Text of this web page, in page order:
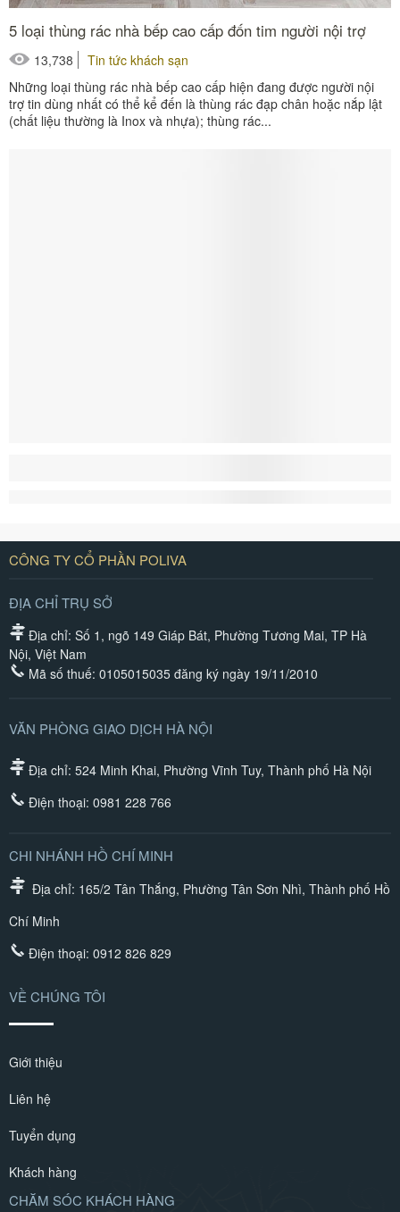
5 loại thùng rác nhà bếp cao cấp đốn tim người nội trợ
13,738
Tin tức khách sạn
Những loại thùng rác nhà bếp cao cấp hiện đang được người nội
trợ tin dùng nhất có thể kể đến là thùng rác đạp chân hoặc nắp lật
(chất liệu thường là Inox và nhựa); thùng rác...
CÔNG TY CỔ PHẦN POLIVA
ĐỊA CHỈ TRỤ SỞ
Địa chỉ: Số 1, ngõ 149 Giáp Bát, Phường Tương Mai, TP Hà
Nội, Việt Nam
Mã số thuế: 0105015035 đăng ký ngày 19/11/2010
VĂN PHÒNG GIAO DỊCH HÀ NỘI
Địa chỉ: 524 Minh Khai, Phường Vĩnh Tuy, Thành phố Hà Nội
Điện thoại: 0981 228 766
CHI NHÁNH HỒ CHÍ MINH
Địa chỉ: 165/2 Tân Thắng, Phường Tân Sơn Nhì, Thành phố Hồ
Chí Minh
Điện thoại: 0912 826 829
VỀ CHÚNG TÔI
Giới thiệu
Liên hệ
Tuyển dụng
Khách hàng
CHĂM SÓC KHÁCH HÀNG